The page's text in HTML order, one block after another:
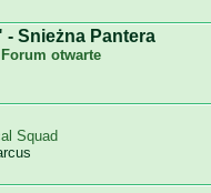
Snieżna Pantera
Forum otwarte
Squad